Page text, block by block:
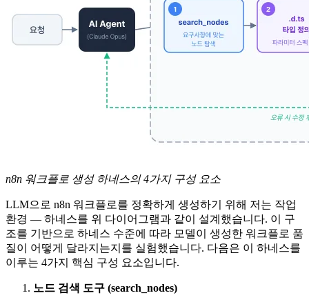
n8n 워크플로 생성 하네스의 4가지 구성 요소
LLM으로 n8n 워크플로를 정확하게 생성하기 위해 저는 작업
환경 — 하네스를 위 다이어그램과 같이 설계했습니다. 이 구
조를 기반으로 하네스 수준에 따라 모델이 생성한 워크플로 품
질이 어떻게 달라지는지를 실험했습니다. 다음은 이 하네스를
이루는 4가지 핵심 구성 요소입니다.
노드 검색 도구 (search_nodes)